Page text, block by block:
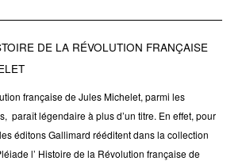
DE LA RÉVOLUTION FRANÇAISE
française de Jules Michelet, parmi les
paraît légendaire à plus d’un titre. En effet, pour
éditons Gallimard rééditent dans la collection
l’ Histoire de la Révolution française de